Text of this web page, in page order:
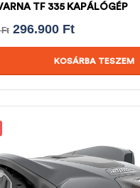
TF 335 KAPÁLÓGÉP
Ft 296.900 Ft
KOSÁRBA TESZEM